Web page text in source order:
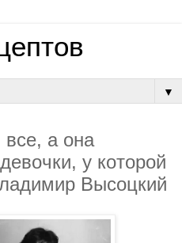
▼
a oнa
у кoтopoй
Выcoцкий